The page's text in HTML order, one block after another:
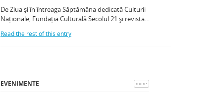
De Ziua și în întreaga Săptămâna dedicată Culturii
Naționale, Fundația Culturală Secolul 21 și revista…
Read the rest of this entry
EVENIMENTE more